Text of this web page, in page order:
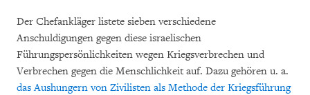
Der Chefankläger listete sieben verschiedene
Anschuldigungen gegen diese israelischen
Führungspersönlichkeiten wegen Kriegsverbrechen und
Verbrechen gegen die Menschlichkeit auf. Dazu gehören u. a.
das Aushungern von Zivilisten als Methode der Kriegsführung